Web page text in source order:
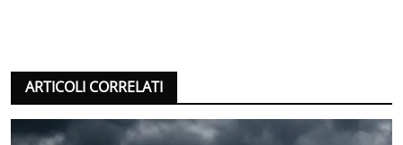
ARTICOLI CORRELATI